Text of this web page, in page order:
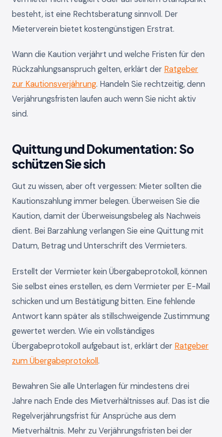
besteht, ist eine Rechtsberatung sinnvoll. Der
Mieterverein bietet kostengünstigen Erstrat.
Wann die Kaution verjährt und welche Fristen für den
Rückzahlungsanspruch gelten, erklärt der Ratgeber
zur Kautionsverjährung. Handeln Sie rechtzeitig, denn
Verjährungsfristen laufen auch wenn Sie nicht aktiv
sind.
Quittung und Dokumentation: So
schützen Sie sich
Gut zu wissen, aber oft vergessen: Mieter sollten die
Kautionszahlung immer belegen. Überweisen Sie die
Kaution, damit der Überweisungsbeleg als Nachweis
dient. Bei Barzahlung verlangen Sie eine Quittung mit
Datum, Betrag und Unterschrift des Vermieters.
Erstellt der Vermieter kein Übergabeprotokoll, können
Sie selbst eines erstellen, es dem Vermieter per E-Mail
schicken und um Bestätigung bitten. Eine fehlende
Antwort kann später als stillschweigende Zustimmung
gewertet werden. Wie ein vollständiges
Übergabeprotokoll aufgebaut ist, erklärt der Ratgeber
zum Übergabeprotokoll .
Bewahren Sie alle Unterlagen für mindestens drei
Jahre nach Ende des Mietverhältnisses auf. Das ist die
Regelverjährungsfrist für Ansprüche aus dem
Mietverhältnis. Mehr zu Verjährungsfristen bei der